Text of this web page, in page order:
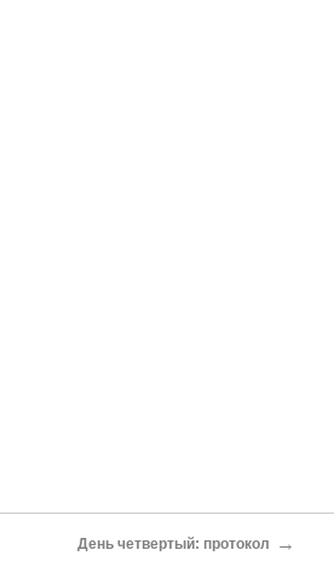
День четвертый: протокол →